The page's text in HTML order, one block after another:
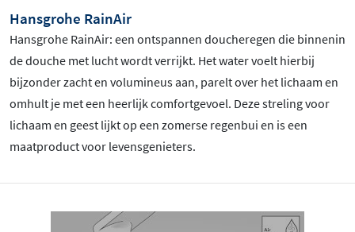
Hansgrohe RainAir
Hansgrohe RainAir: een ontspannen doucheregen die binnenin
de douche met lucht wordt verrijkt. Het water voelt hierbij
bijzonder zacht en volumineus aan, parelt over het lichaam en
omhult je met een heerlijk comfortgevoel. Deze streling voor
lichaam en geest lijkt op een zomerse regenbui en is een
maatproduct voor levensgenieters.